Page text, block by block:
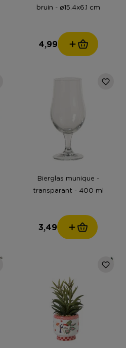
bruin - ø15.4x6.1 cm
4,99
Bierglas munique -
transparant - 400 ml
3,49